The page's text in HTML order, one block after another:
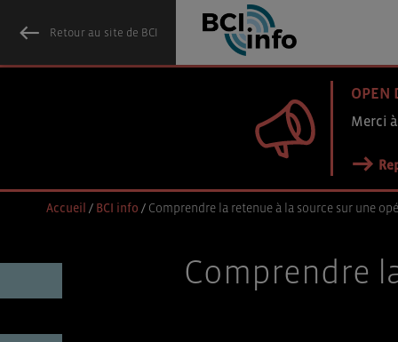
Retour au site de BCI
OPEN
Merci
Accueil / BCI info / Comprendre la retenue à la source sur une
Comprendre